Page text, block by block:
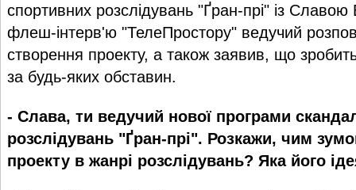
спортивних розслідувань "Ґран-прі" із
флеш-інтерв'ю "ТелеПростору" ведучий
створення проекту, а також заявив, що
за будь-яких обставин.
- Слава, ти ведучий нової програми
розслідувань "Ґран-прі". Розкажи, чим
проекту в жанрі розслідувань? Яка його